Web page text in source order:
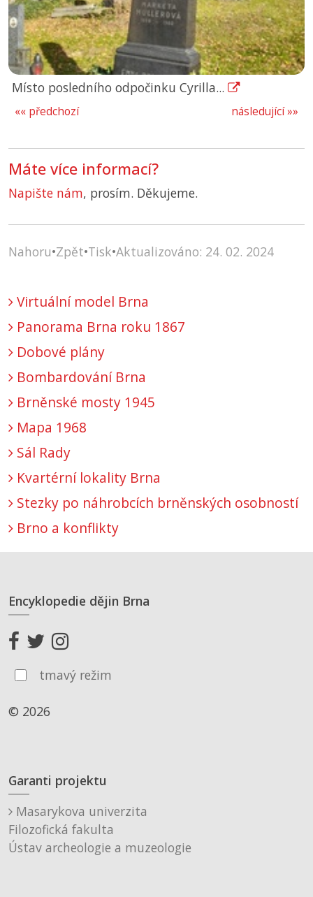
Místo posledního odpočinku Cyrilla...
následující »»
«« předchozí
Máte více informací?
Napište nám, prosím. Děkujeme.
Nahoru•Zpět•Tisk•Aktualizováno: 24. 02. 2024
Virtuální model Brna
Panorama Brna roku 1867
Dobové plány
Bombardování Brna
Brněnské mosty 1945
Mapa 1968
Sál Rady
Kvartérní lokality Brna
Stezky po náhrobcích brněnských osobností
Brno a konflikty
Encyklopedie dějin Brna
tmavý režim
© 2026
Garanti projektu
Masarykova univerzita
Filozofická fakulta
Ústav archeologie a muzeologie